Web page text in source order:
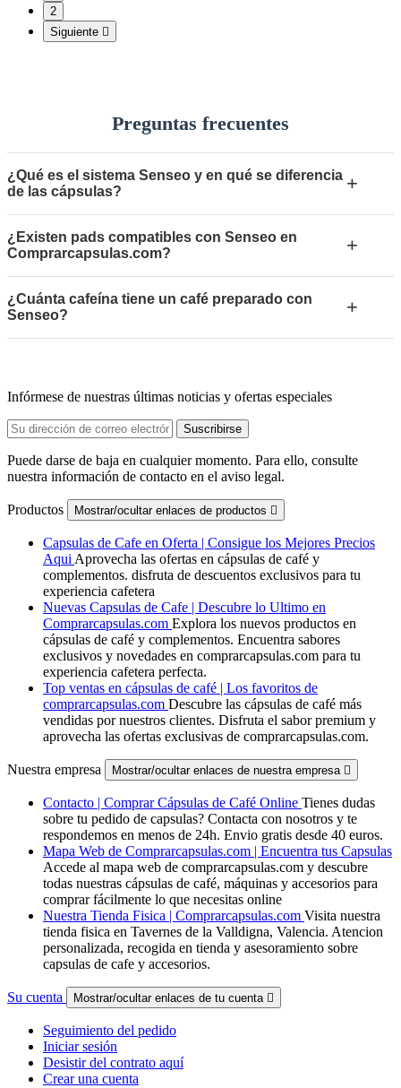
2
Siguiente 
Preguntas frecuentes
¿Qué es el sistema Senseo y en qué se diferencia
de las cápsulas?
+
¿Existen pads compatibles con Senseo en
Comprarcapsulas.com?
+
¿Cuánta cafeína tiene un café preparado con
Senseo?
+
Infórmese de nuestras últimas noticias y ofertas especiales
Puede darse de baja en cualquier momento. Para ello, consulte
nuestra información de contacto en el aviso legal.
Productos Mostrar/ocultar enlaces de productos 
Capsulas de Cafe en Oferta | Consigue los Mejores Precios
AquiAprovecha las ofertas en cápsulas de café y
complementos. disfruta de descuentos exclusivos para tu
experiencia cafetera
Nuevas Capsulas de Cafe | Descubre lo Ultimo en
Comprarcapsulas.com Explora los nuevos productos en
cápsulas de café y complementos. Encuentra sabores
exclusivos y novedades en comprarcapsulas.com para tu
experiencia cafetera perfecta.
Top ventas en cápsulas de café | Los favoritos de
comprarcapsulas.com Descubre las cápsulas de café más
vendidas por nuestros clientes. Disfruta el sabor premium y
aprovecha las ofertas exclusivas de comprarcapsulas.com.
Nuestra empresa Mostrar/ocultar enlaces de nuestra empresa 
Contacto | Comprar Cápsulas de Café Online Tienes dudas
sobre tu pedido de capsulas? Contacta con nosotros y te
respondemos en menos de 24h. Envio gratis desde 40 euros.
Mapa Web de Comprarcapsulas.com | Encuentra tus Capsulas
Accede al mapa web de comprarcapsulas.com y descubre
todas nuestras cápsulas de café, máquinas y accesorios para
comprar fácilmente lo que necesitas online
Nuestra Tienda Fisica | Comprarcapsulas.com Visita nuestra
tienda fisica en Tavernes de la Valldigna, Valencia. Atencion
personalizada, recogida en tienda y asesoramiento sobre
capsulas de cafe y accesorios.
Su cuenta Mostrar/ocultar enlaces de tu cuenta 
Seguimiento del pedido
Iniciar sesión
Desistir del contrato aquí
Crear una cuenta